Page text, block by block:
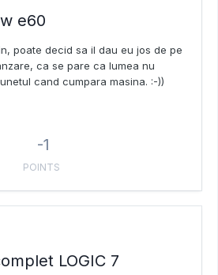
e60
poate decid sa il dau eu jos de pe
ca se pare ca lumea nu
cand cumpara masina. :-))
-1
POINTS
LOGIC 7